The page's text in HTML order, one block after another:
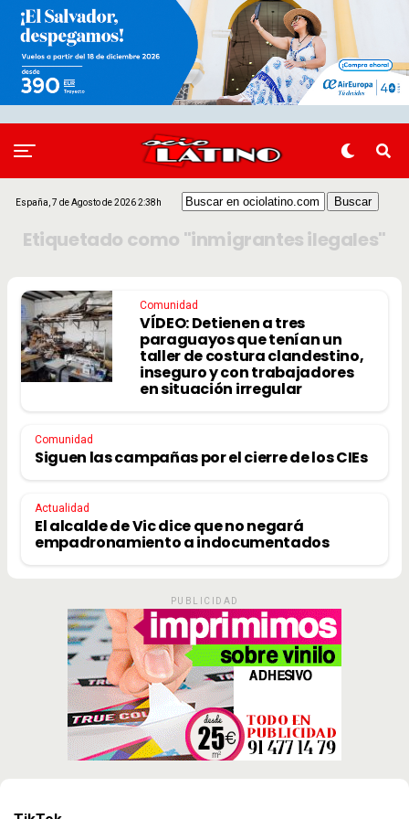
España, 7 de Agosto de 2026 2:38h
Etiquetado como "inmigrantes ilegales"
Comunidad
VÍDEO: Detienen a tres
paraguayos que tenían un
taller de costura clandestino,
inseguro y con trabajadores
en situación irregular
Comunidad
Siguen las campañas por el cierre de los CIEs
Actualidad
El alcalde de Vic dice que no negará
empadronamiento a indocumentados
PUBLICIDAD